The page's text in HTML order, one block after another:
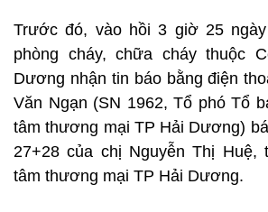
Trước đó, vào hồi 3 giờ 25
phòng cháy, chữa cháy thuộc
Dương nhận tin báo bằng điện
Văn Ngạn (SN 1962, Tổ phó Tổ
tâm thương mại TP Hải Dương)
27+28 của chị Nguyễn Thị Huệ,
tâm thương mại TP Hải Dương.